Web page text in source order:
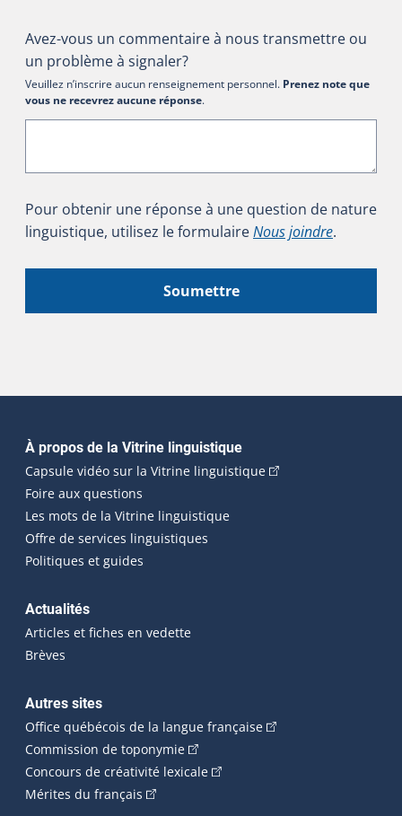
Avez-vous un commentaire à nous transmettre ou
un problème à signaler?
Veuillez n’inscrire aucun renseignement personnel. Prenez note que
vous ne recevrez aucune réponse.
Pour obtenir une réponse à une question de nature
linguistique, utilisez le formulaireNous joindre.
Soumettre
Navigation principale
À propos de la Vitrine linguistique
Capsule vidéo sur la Vitrine linguistique(Cet hyperlien
Foire aux questions
Les mots de la Vitrine linguistique
Offre de services linguistiques
Politiques et guides
Actualités
Articles et fiches en vedette
Brèves
Autres sites
Office québécois de la langue française(Cet hyperlien
Commission de toponymie(Cet hyperlien externe s'ouvrira
Concours de créativité lexicale(Cet hyperlien externe
Mérites du français (Cet hyperlien externe s'ouvrira dans une